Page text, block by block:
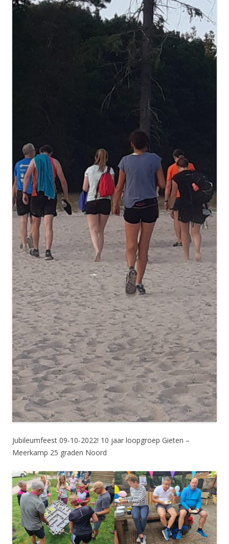
Jubileumfeest 09-10-2022! 10 jaar loopgroep Gieten –
Meerkamp 25 graden Noord